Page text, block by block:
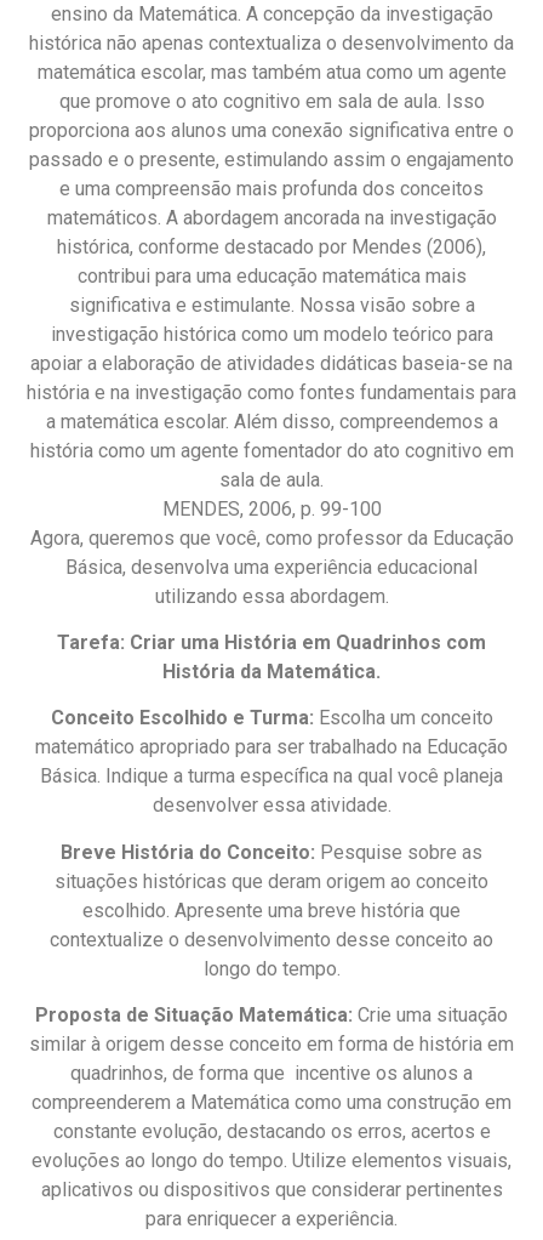
ensino da Matemática. A concepção da investigação
histórica não apenas contextualiza o desenvolvimento da
matemática escolar, mas também atua como um agente
que promove o ato cognitivo em sala de aula. Isso
proporciona aos alunos uma conexão significativa entre o
passado e o presente, estimulando assim o engajamento
e uma compreensão mais profunda dos conceitos
matemáticos. A abordagem ancorada na investigação
histórica, conforme destacado por Mendes (2006),
contribui para uma educação matemática mais
significativa e estimulante. Nossa visão sobre a
investigação histórica como um modelo teórico para
apoiar a elaboração de atividades didáticas baseia-se na
história e na investigação como fontes fundamentais para
a matemática escolar. Além disso, compreendemos a
história como um agente fomentador do ato cognitivo em
sala de aula.
MENDES, 2006, p. 99-100
Agora, queremos que você, como professor da Educação
Básica, desenvolva uma experiência educacional
utilizando essa abordagem.
Tarefa: Criar uma História em Quadrinhos com
História da Matemática.
Conceito Escolhido e Turma: Escolha um conceito
matemático apropriado para ser trabalhado na Educação
Básica. Indique a turma específica na qual você planeja
desenvolver essa atividade.
Breve História do Conceito: Pesquise sobre as
situações históricas que deram origem ao conceito
escolhido. Apresente uma breve história que
contextualize o desenvolvimento desse conceito ao
longo do tempo.
Proposta de Situação Matemática: Crie uma situação
similar à origem desse conceito em forma de história em
quadrinhos, de forma que incentive os alunos a
compreenderem a Matemática como uma construção em
constante evolução, destacando os erros, acertos e
evoluções ao longo do tempo. Utilize elementos visuais,
aplicativos ou dispositivos que considerar pertinentes
para enriquecer a experiência.